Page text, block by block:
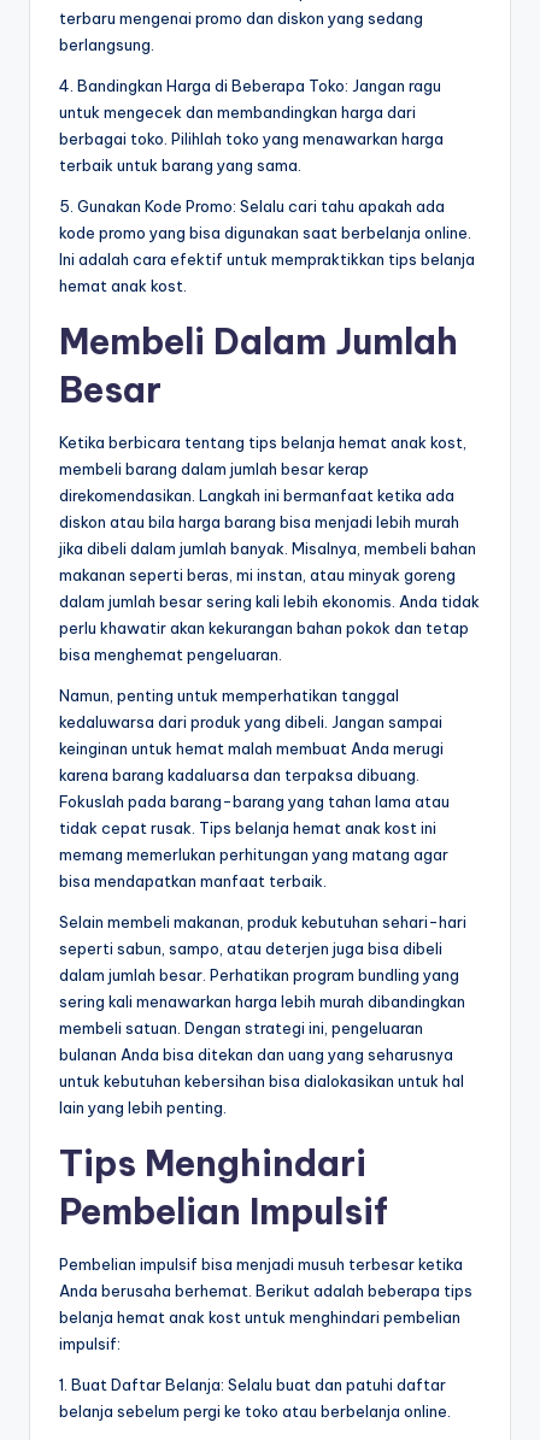
terbaru mengenai promo dan diskon yang sedang
berlangsung.
4. Bandingkan Harga di Beberapa Toko: Jangan ragu
untuk mengecek dan membandingkan harga dari
berbagai toko. Pilihlah toko yang menawarkan harga
terbaik untuk barang yang sama.
5. Gunakan Kode Promo: Selalu cari tahu apakah ada
kode promo yang bisa digunakan saat berbelanja online.
Ini adalah cara efektif untuk mempraktikkan tips belanja
hemat anak kost.
Membeli Dalam Jumlah
Besar
Ketika berbicara tentang tips belanja hemat anak kost,
membeli barang dalam jumlah besar kerap
direkomendasikan. Langkah ini bermanfaat ketika ada
diskon atau bila harga barang bisa menjadi lebih murah
jika dibeli dalam jumlah banyak. Misalnya, membeli bahan
makanan seperti beras, mi instan, atau minyak goreng
dalam jumlah besar sering kali lebih ekonomis. Anda tidak
perlu khawatir akan kekurangan bahan pokok dan tetap
bisa menghemat pengeluaran.
Namun, penting untuk memperhatikan tanggal
kedaluwarsa dari produk yang dibeli. Jangan sampai
keinginan untuk hemat malah membuat Anda merugi
karena barang kadaluarsa dan terpaksa dibuang.
Fokuslah pada barang-barang yang tahan lama atau
tidak cepat rusak. Tips belanja hemat anak kost ini
memang memerlukan perhitungan yang matang agar
bisa mendapatkan manfaat terbaik.
Selain membeli makanan, produk kebutuhan sehari-hari
seperti sabun, sampo, atau deterjen juga bisa dibeli
dalam jumlah besar. Perhatikan program bundling yang
sering kali menawarkan harga lebih murah dibandingkan
membeli satuan. Dengan strategi ini, pengeluaran
bulanan Anda bisa ditekan dan uang yang seharusnya
untuk kebutuhan kebersihan bisa dialokasikan untuk hal
lain yang lebih penting.
Tips Menghindari
Pembelian Impulsif
Pembelian impulsif bisa menjadi musuh terbesar ketika
Anda berusaha berhemat. Berikut adalah beberapa tips
belanja hemat anak kost untuk menghindari pembelian
impulsif:
1. Buat Daftar Belanja: Selalu buat dan patuhi daftar
belanja sebelum pergi ke toko atau berbelanja online.